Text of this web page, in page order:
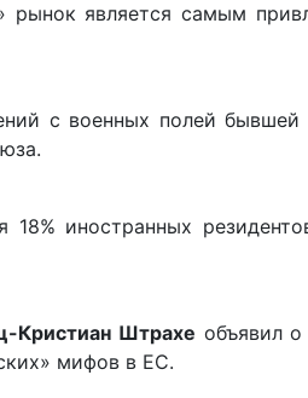
является самым
с военных полей
18% иностранных
Кристиан Штрахе объявил
мифов в ЕС.